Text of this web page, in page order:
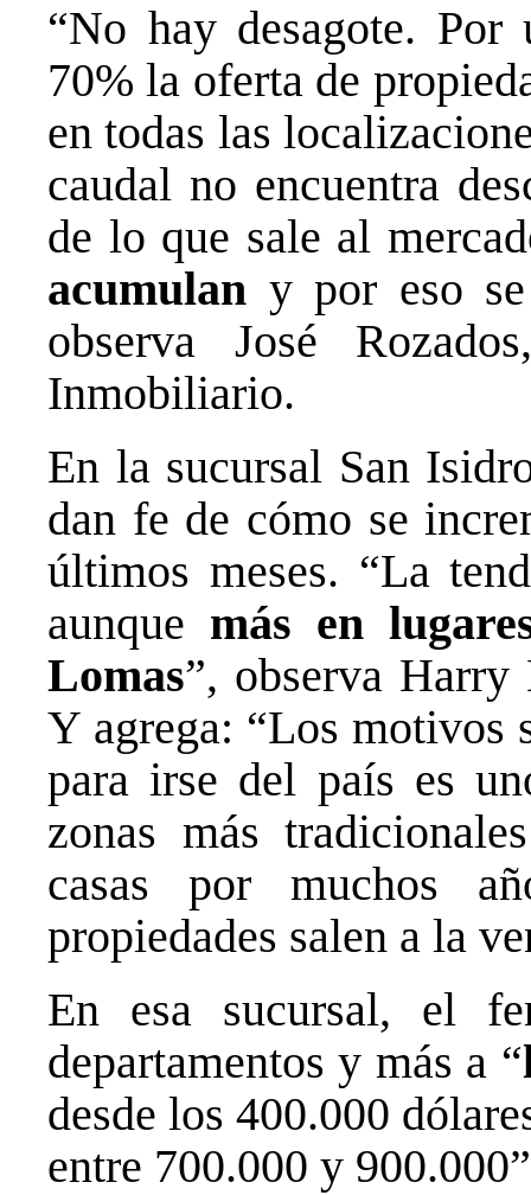
“No hay desagote.
70% la oferta de
en todas las
caudal no encuentra
de lo que sale al
acumulan y por eso
observa José
Inmobiliario.
En la sucursal San
dan fe de cómo se
últimos meses. “La
aunque más en
Lomas”, observa
Y agrega: “Los motivos
para irse del país es
zonas más
casas por muchos
propiedades salen a la
En esa sucursal, el
departamentos y más a “
desde los 400.000
entre 700.000 y